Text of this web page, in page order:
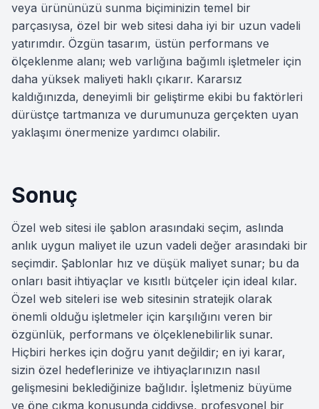
veya ürününüzü sunma biçiminizin temel bir
parçasıysa, özel bir web sitesi daha iyi bir uzun vadeli
yatırımdır. Özgün tasarım, üstün performans ve
ölçeklenme alanı; web varlığına bağımlı işletmeler için
daha yüksek maliyeti haklı çıkarır. Kararsız
kaldığınızda, deneyimli bir geliştirme ekibi bu faktörleri
dürüstçe tartmanıza ve durumunuza gerçekten uyan
yaklaşımı önermenize yardımcı olabilir.
Sonuç
Özel web sitesi ile şablon arasındaki seçim, aslında
anlık uygun maliyet ile uzun vadeli değer arasındaki bir
seçimdir. Şablonlar hız ve düşük maliyet sunar; bu da
onları basit ihtiyaçlar ve kısıtlı bütçeler için ideal kılar.
Özel web siteleri ise web sitesinin stratejik olarak
önemli olduğu işletmeler için karşılığını veren bir
özgünlük, performans ve ölçeklenebilirlik sunar.
Hiçbiri herkes için doğru yanıt değildir; en iyi karar,
sizin özel hedeflerinize ve ihtiyaçlarınızın nasıl
gelişmesini beklediğinize bağlıdır. İşletmeniz büyüme
ve öne çıkma konusunda ciddiyse, profesyonel bir